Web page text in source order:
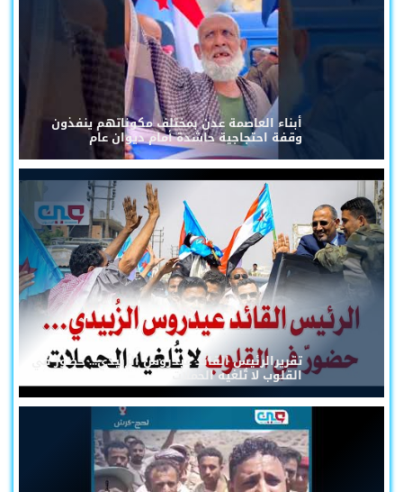
أبناء العاصمة عدن بمختلف مكوناتهم ينفذون
وقفة احتجاجية حاشدة أمام ديوان عام
تقريرالرئيس القائد عيدروس الزُبيدي... حضورٌ في
القلوب لا تُلغيه الحملات